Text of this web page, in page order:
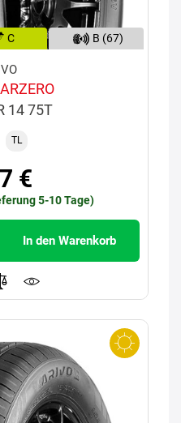
C B (67)
14 75T
TL
€
5-10 Tage)
In den Warenkorb